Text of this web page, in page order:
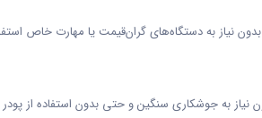
نیاز به دستگاه‌های گران‌قیمت یا مهارت خاص
به جوشکاری سنگین و حتی بدون استفاده از پودر